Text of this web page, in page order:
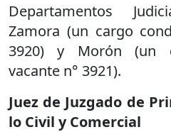
Departamentos
Zamora (un cargo
3920) y Morón (un
vacante n° 3921).
Juez de Juzgado de
lo Civil y Comercial